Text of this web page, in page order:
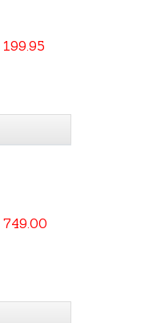
199.95
749.00